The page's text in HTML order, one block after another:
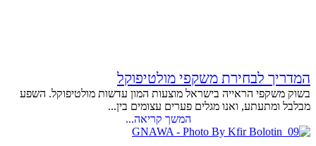
המדריך לבחירת משקפי מולטיפוקל
בשוק משקפי הראייה בישראל מוצעות המון עדשות מולטיפוקל. השפע
מבלבל ומתעתע, ואנו מגלים פערים עצומים בין...
המשך קריאה...